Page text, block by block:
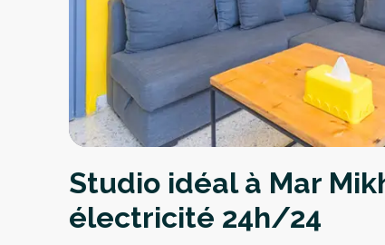
Studio idéal à Mar
électricité 24h/24